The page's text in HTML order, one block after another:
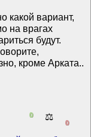
какой вариант,
на врагах
будут.
кроме Арката..
0 ⚖️
0